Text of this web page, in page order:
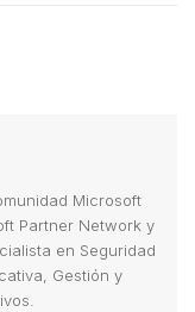
Microsoft
Partner Network y
en Seguridad
Gestión y